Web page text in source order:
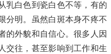
乳白色到瓷白色不等，有的
分明。虽然白斑本身不疼不
的外貌和自信心。很多人因
交往，甚至影响到工作和生